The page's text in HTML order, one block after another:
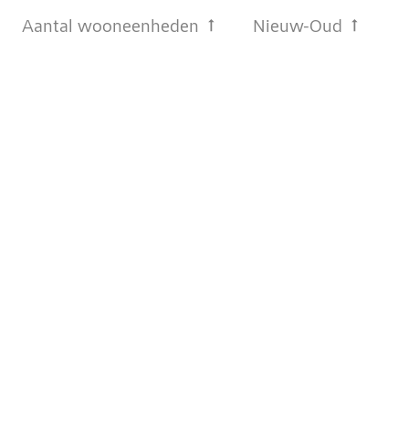
Aantal wooneenheden Nieuw-Oud